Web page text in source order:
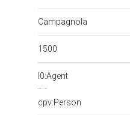
Campagnola
1500
l0:Agent
cpv:Person